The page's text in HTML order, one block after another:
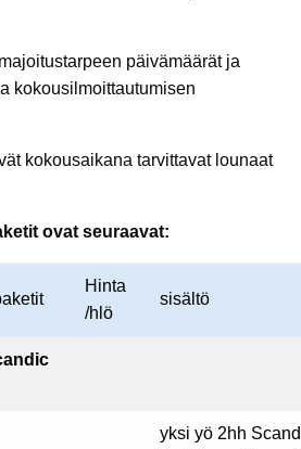
päivämäärät ja
kokousilmoittautumisen
kokousaikana tarvittavat lounaat
ovat seuraavat:
Hinta
/hlö
sisältö
yksi yö 2hh